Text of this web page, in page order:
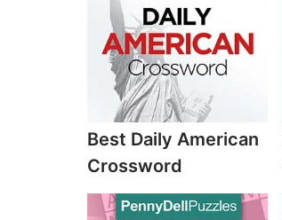
Best Daily American
Crossword